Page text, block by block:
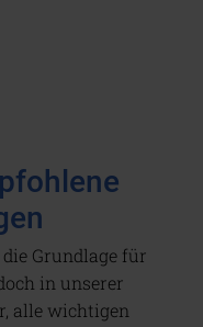
Grundlage für
in unserer
alle wichtigen